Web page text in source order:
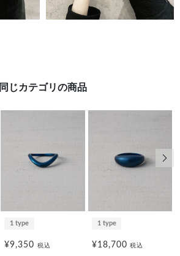
同じカテゴリの商品
1 type
¥9,350 税込
1 type
¥18,700税込